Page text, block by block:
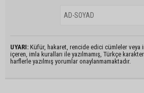
UYARI: Küfür, hakaret, rencide edici cümleler veya
içeren, imla kuralları ile yazılmamış, Türkçe
harflerle yazılmış yorumlar onaylanmamaktadır.